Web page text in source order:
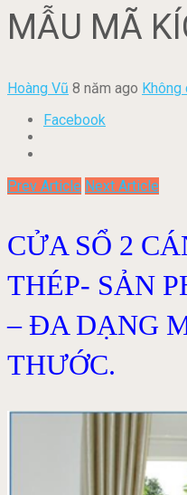
MẪU MÃ
Hoàng Vũ 8 năm ago Không
Facebook
Prev Article Next Article
CỬA SỔ 2
THÉP- SẢN
– ĐA DẠNG
THƯỚC.